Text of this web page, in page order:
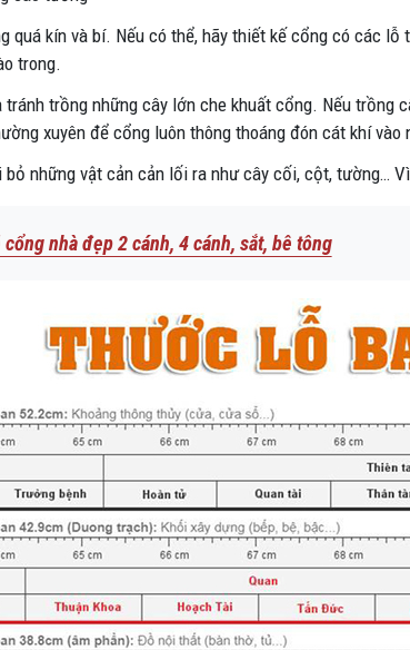
quá kín và bí. Nếu có thể, hãy thiết kế cổng có các lỗ
trong.
trồng những cây lớn che khuất cổng. Nếu trồng
xuyên để cổng luôn thông thoáng đón cát khí vào
bỏ những vật cản cản lối ra như cây cối, cột, tường…
cổng nhà đẹp 2 cánh, 4 cánh, sắt, bê tông